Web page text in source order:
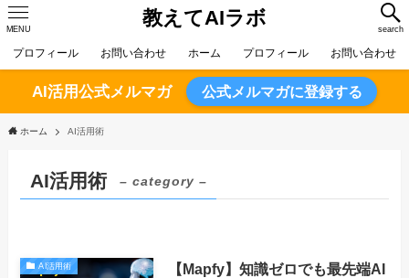
教えてAIラボ search
MENU
プロフィール お問い合わせ ホーム プロフィール お問い合わせ
AI活用公式メルマガ 公式メルマガに登録する
ホーム AI活用術
AI活用術 – category –
AI活用術
【Mapfy】知識ゼロでも最先端AI